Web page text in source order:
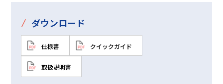
/ ダウンロード
仕様書 クイックガイド
取扱説明書